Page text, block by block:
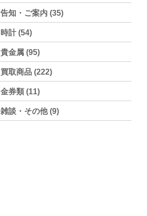
告知・ご案内 (35)
時計 (54)
貴金属 (95)
買取商品 (222)
金券類 (11)
雑談・その他 (9)